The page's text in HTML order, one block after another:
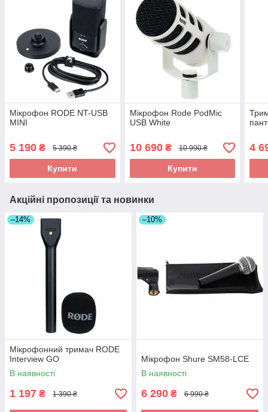
Мікрофон RODE NT-USB
MINI
5 190 ₴ 5 390 ₴
Купити
Мікрофон Rode PodMic
USB White
10 690₴ 10 990 ₴
Купити
4
Акційні пропозиції та новинки
–14%
Мікрофонний тримач RODE
Interview GO
В наявності
1 197 ₴ 1 390 ₴
–10%
Мікрофон Shure SM58-LCE
В наявності
6 290 ₴ 6 990 ₴